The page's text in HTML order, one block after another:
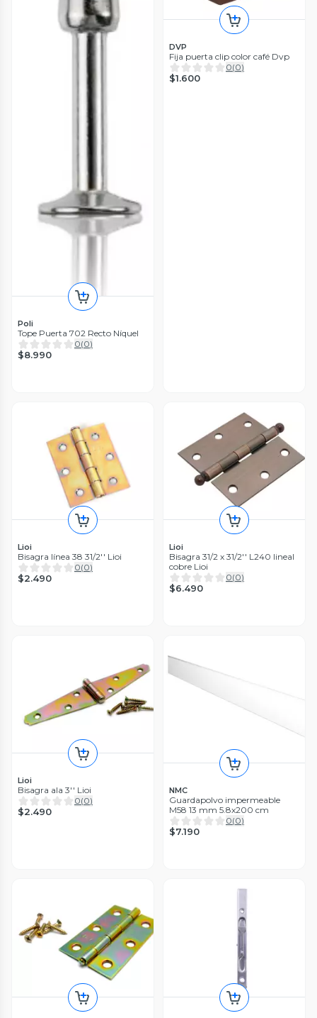
Poli
Tope Puerta 702 Recto Níquel
0(0)
$8.990
DVP
Fija puerta clip color café Dvp
0(0)
$1.600
Lioi
Bisagra línea 38 31/2'' Lioi
0(0)
$2.490
Lioi
Bisagra 31/2 x 31/2'' L240 lineal
cobre Lioi
0(0)
$6.490
Lioi
Bisagra ala 3'' Lioi
0(0)
$2.490
NMC
Guardapolvo impermeable
M58 13 mm 5.8x200 cm
0(0)
$7.190